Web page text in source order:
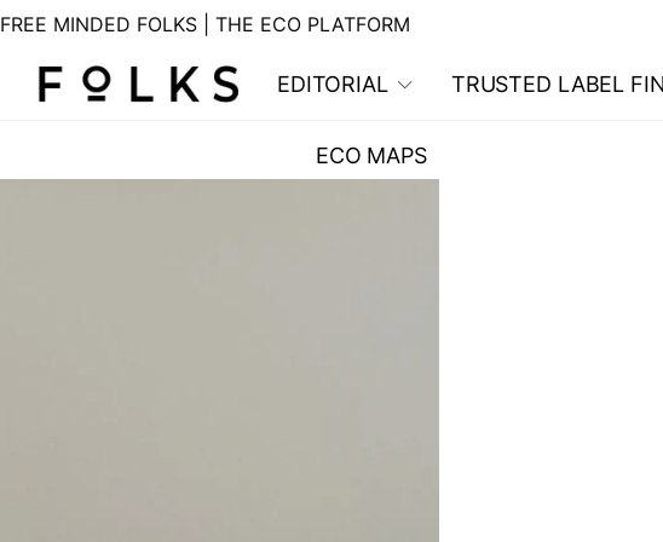
FREE MINDED FOLKS | THE ECO PLATFORM
EDITORIAL TRUSTED LABEL
ECO MAPS